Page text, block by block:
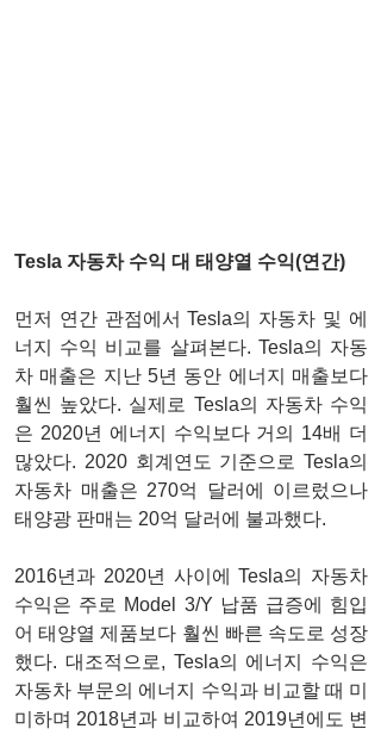
Tesla 자동차 수익 대 태양열 수익(연간)
먼저 연간 관점에서 Tesla의 자동차 및 에
너지 수익 비교를 살펴본다. Tesla의 자동
차 매출은 지난 5년 동안 에너지 매출보다
훨씬 높았다. 실제로 Tesla의 자동차 수익
은 2020년 에너지 수익보다 거의 14배 더
많았다. 2020 회계연도 기준으로 Tesla의
자동차 매출은 270억 달러에 이르렀으나
태양광 판매는 20억 달러에 불과했다.
2016년과 2020년 사이에 Tesla의 자동차
수익은 주로 Model 3/Y 납품 급증에 힘입
어 태양열 제품보다 훨씬 빠른 속도로 성장
했다. 대조적으로, Tesla의 에너지 수익은
자동차 부문의 에너지 수익과 비교할 때 미
미하며 2018년과 비교하여 2019년에도 변